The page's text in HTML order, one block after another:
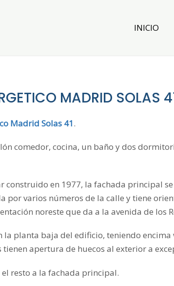
INICIO
MADRID SOLAS
Madrid Solas 41.
comedor, cocina, un baño y dos
en 1977, la fachada principal
varios números de la calle y tiene
noreste que da a la avenida de los
la planta baja del edificio, teniendo encima
apertura de huecos al exterior a
resto a la fachada principal.